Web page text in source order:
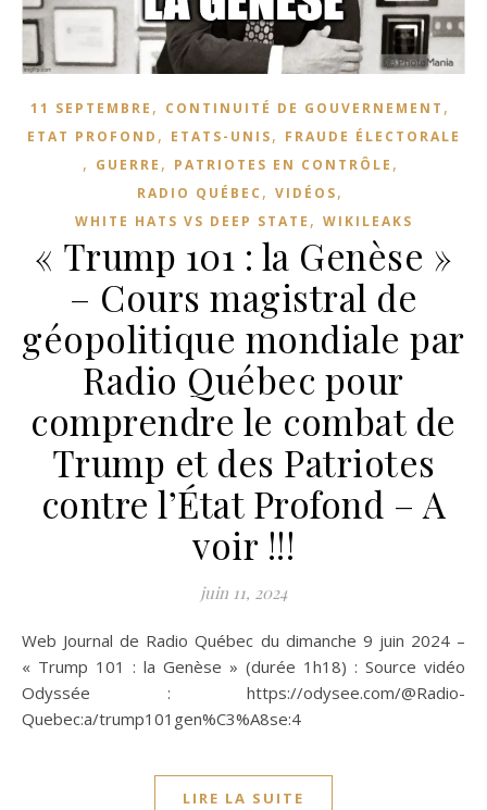
11 SEPTEMBRE , CONTINUITÉ DE GOUVERNEMENT ,
ETAT PROFOND , ETATS-UNIS, FRAUDE ÉLECTORALE
, GUERRE , PATRIOTES EN CONTRÔLE ,
RADIO QUÉBEC , VIDÉOS,
WHITE HATS VS DEEP STATE , WIKILEAKS
« Trump 101 : la Genèse »
– Cours magistral de
géopolitique mondiale par
Radio Québec pour
comprendre le combat de
Trump et des Patriotes
contre l’État Profond – A
voir !!!
juin 11, 2024
Web Journal de Radio Québec du dimanche 9 juin 2024 –
« Trump 101 : la Genèse » (durée 1h18) : Source vidéo
Odyssée : https://odysee.com/@Radio-
Quebec:a/trump101gen%C3%A8se:4
LIRE LA SUITE